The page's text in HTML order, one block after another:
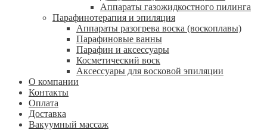
Аппараты газожидкостного пилинга
Парафинотерапия и эпиляция
Аппараты разогрева воска (воскоплавы)
Парафиновые ванны
Парафин и аксессуары
Косметический воск
Аксессуары для восковой эпиляции
О компании
Контакты
Оплата
Доставка
Вакуумный массаж